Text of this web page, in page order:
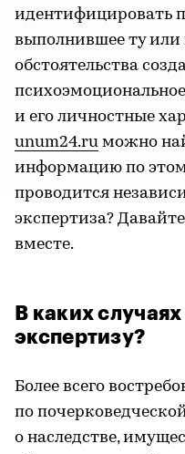
идентифицировать
выполнившее ту или
обстоятельства
и его личностные
unum24.ru можно
информацию по
проводится
экспертиза?
вместе.
В каких
экспертизу?
Более всего
по
о наследстве,